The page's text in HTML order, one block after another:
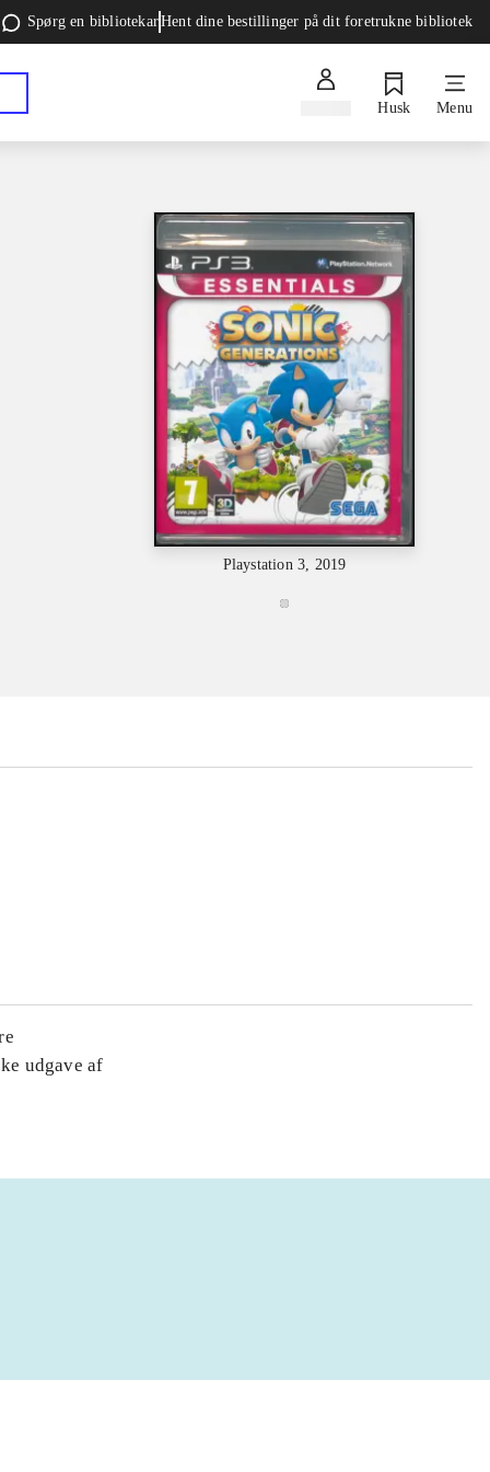
Spørg en bibliotekarHent dine bestillinger på dit foretrukne bibliotek
Husk Menu
Playstation 3, 2019
udgave af